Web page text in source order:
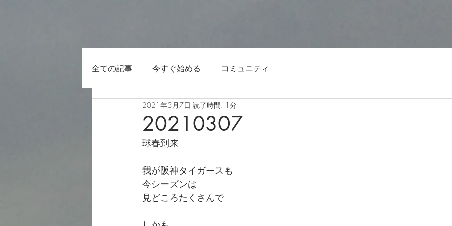
全ての記事 今すぐ始める コミュニティ
20210307
2021年3月7日 読了時間: 1分
球春到来
我が阪神タイガースも
今シーズンは
見どころたくさんで